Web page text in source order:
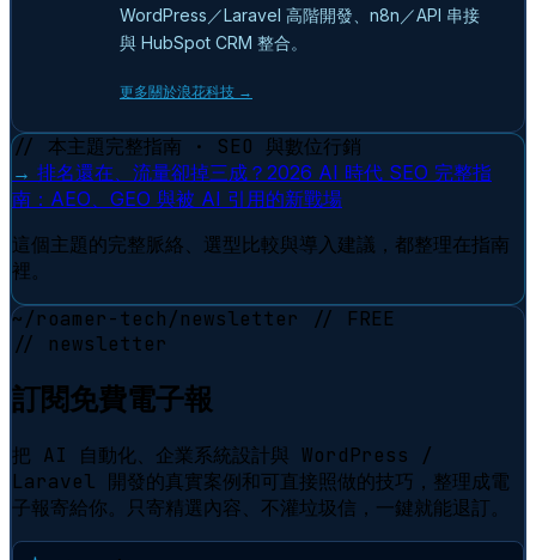
WordPress／Laravel 高階開發、n8n／API 串接
與 HubSpot CRM 整合。
更多關於浪花科技 →
// 本主題完整指南 · SEO 與數位行銷
→ 排名還在、流量卻掉三成？2026 AI 時代 SEO 完整指
南：AEO、GEO 與被 AI 引用的新戰場
這個主題的完整脈絡、選型比較與導入建議，都整理在指南
裡。
~/roamer-tech/newsletter
// FREE
// newsletter
訂閱免費電子報
把 AI 自動化、企業系統設計與 WordPress /
Laravel 開發的真實案例和可直接照做的技巧，整理成電
子報寄給你。只寄精選內容、不灌垃圾信，一鍵就能退訂。